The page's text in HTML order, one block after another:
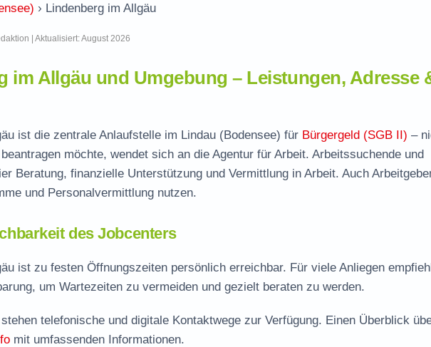
› Lindenberg im Allgäu
| Aktualisiert: August 2026
im Allgäu und Umgebung – Leistungen, Adresse
ist die zentrale Anlaufstelle im Lindau (Bodensee) für Bürgergeld (SGB II) –
möchte, wendet sich an die Agentur für Arbeit. Arbeitssuchende und
Beratung, finanzielle Unterstützung und Vermittlung in Arbeit. Auch
und Personalvermittlung nutzen.
des Jobcenters
ist zu festen Öffnungszeiten persönlich erreichbar. Für viele Anliegen
um Wartezeiten zu vermeiden und gezielt beraten zu werden.
telefonische und digitale Kontaktwege zur Verfügung. Einen Überblick
mit umfassenden Informationen.